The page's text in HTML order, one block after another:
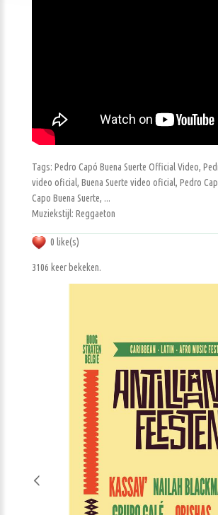
Tags: Pedro Capó Buena Suerte Official Video,
video oficial, Buena Suerte video oficial, Pedro
Capo Buena Suerte, ...
Muziekstijl: Reggaeton
0 like(s)
3106 keer bekeken.